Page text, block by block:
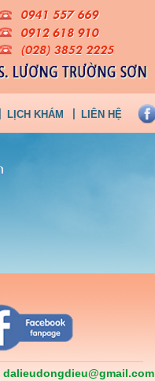
LỊCH KHÁM LIÊN HỆ
dalieudongdieu@gmail.com